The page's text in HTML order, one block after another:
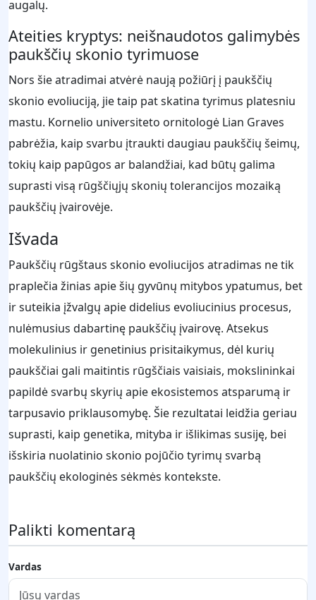
augalų.
Ateities kryptys: neišnaudotos galimybės
paukščių skonio tyrimuose
Nors šie atradimai atvėrė naują požiūrį į paukščių
skonio evoliuciją, jie taip pat skatina tyrimus platesniu
mastu. Kornelio universiteto ornitologė Lian Graves
pabrėžia, kaip svarbu įtraukti daugiau paukščių šeimų,
tokių kaip papūgos ar balandžiai, kad būtų galima
suprasti visą rūgščiųjų skonių tolerancijos mozaiką
paukščių įvairovėje.
Išvada
Paukščių rūgštaus skonio evoliucijos atradimas ne tik
praplečia žinias apie šių gyvūnų mitybos ypatumus, bet
ir suteikia įžvalgų apie didelius evoliucinius procesus,
nulėmusius dabartinę paukščių įvairovę. Atsekus
molekulinius ir genetinius prisitaikymus, dėl kurių
paukščiai gali maitintis rūgščiais vaisiais, mokslininkai
papildė svarbų skyrių apie ekosistemos atsparumą ir
tarpusavio priklausomybę. Šie rezultatai leidžia geriau
suprasti, kaip genetika, mityba ir išlikimas susiję, bei
išskiria nuolatinio skonio pojūčio tyrimų svarbą
paukščių ekologinės sėkmės kontekste.
Palikti komentarą
Vardas